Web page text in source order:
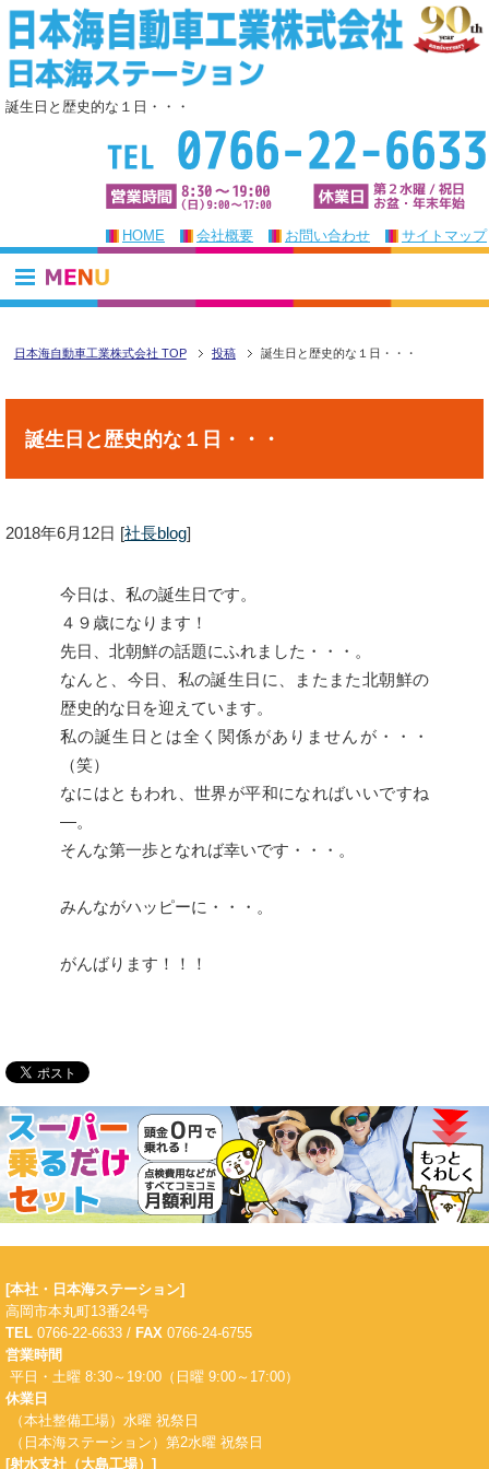
誕生日と歴史的な１日・・・
HOME 会社概要 お問い合わせ サイトマップ
日本海自動車工業株式会社 TOP 投稿 誕生日と歴史的な１日・・・
誕生日と歴史的な１日・・・
2018年6月12日 [社長blog]
今日は、私の誕生日です。
４９歳になります！
先日、北朝鮮の話題にふれました・・・。
なんと、今日、私の誕生日に、またまた北朝鮮の
歴史的な日を迎えています。
私の誕生日とは全く関係がありませんが・・・
（笑）
なにはともわれ、世界が平和になればいいですね
―。
そんな第一歩となれば幸いです・・・。
みんながハッピーに・・・。
がんばります！！！
[本社・日本海ステーション]
高岡市本丸町13番24号
TEL 0766-22-6633 / FAX 0766-24-6755
営業時間
平日・土曜 8:30～19:00（日曜 9:00～17:00）
休業日
（本社整備工場）水曜 祝祭日
（日本海ステーション）第2水曜 祝祭日
[射水支社（大島工場）]